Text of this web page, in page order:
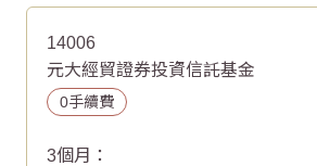
14006
元大經貿證券投資信託基金
0手續費
3個月：